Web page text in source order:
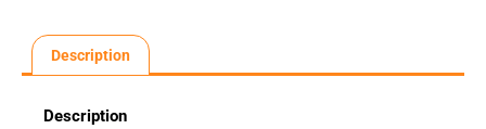
Description
Description